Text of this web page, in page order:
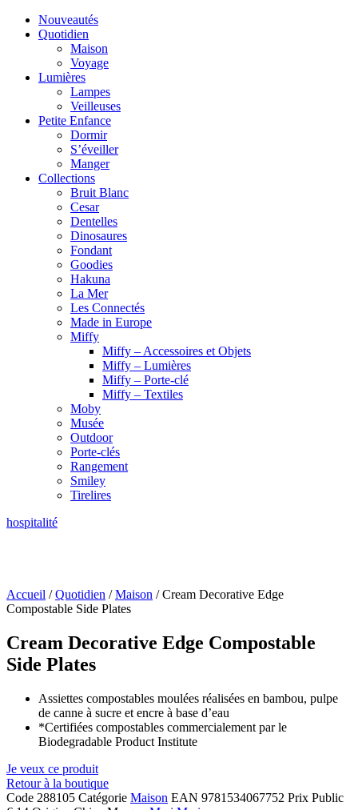
Nouveautés
Quotidien
Maison
Voyage
Lumières
Lampes
Veilleuses
Petite Enfance
Dormir
S’éveiller
Manger
Collections
Bruit Blanc
Cesar
Dentelles
Dinosaures
Fondant
Goodies
Hakuna
La Mer
Les Connectés
Made in Europe
Miffy
Miffy – Accessoires et Objets
Miffy – Lumières
Miffy – Porte-clé
Miffy – Textiles
Moby
Musée
Outdoor
Porte-clés
Rangement
Smiley
Tirelires
hospitalité
Accueil /Quotidien /Maison / Cream Decorative Edge
Compostable Side Plates
Cream Decorative Edge Compostable
Side Plates
Assiettes compostables moulées réalisées en bambou, pulpe
de canne à sucre et encre à base d’eau
*Certifiées compostables commercialement par le
Biodegradable Product Institute
Je veux ce produit
Retour à la boutique
Code 288105 Catégorie Maison EAN 9781534067752 Prix Public